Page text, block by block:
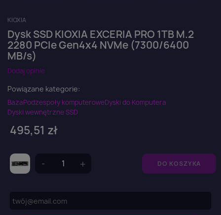
KIOXIA
Dysk SSD KIOXIA EXCERIA PRO 1TB M.2
2280 PCIe Gen4x4 NVMe (7300/6400
MB/s)
Dodaj opinie
Powiązane kategorie:
BazaPodzespoły komputeroweDyski do Komputera
Dyski wewnętrzne SSD
495,51 zł
DO KOSZYKA